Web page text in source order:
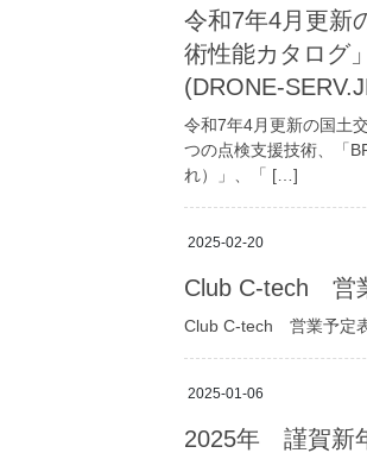
令和7年4月更新
術性能カタログ
(DRONE-
令和7年4月更新の国土
つの点検支援技術、「
れ）」、「 […]
2025-02-20
Club C-tech 営
Club C-tech 営業予定
2025-01-06
2025年 謹賀新